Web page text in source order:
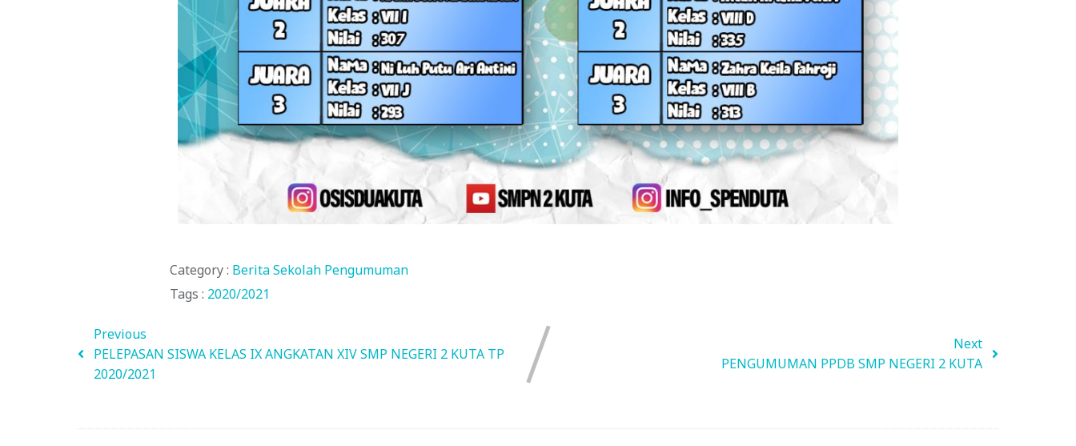
Category : Berita Sekolah Pengumuman
Tags : 2020/2021
Previous
PELEPASAN SISWA KELAS IX ANGKATAN XIV SMP NEGERI 2 KUTA TP
2020/2021
Next
PENGUMUMAN PPDB SMP NEGERI 2 KUTA